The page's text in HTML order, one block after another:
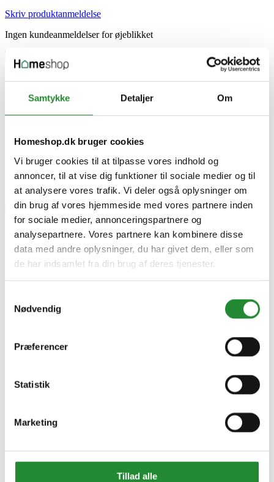
Samtykke Detaljer Om
Homeshop.dk bruger cookies
Vi bruger cookies til at tilpasse vores indhold og
annoncer, til at vise dig funktioner til sociale medier og til
at analysere vores trafik. Vi deler også oplysninger om
din brug af vores hjemmeside med vores partnere inden
for sociale medier, annonceringspartnere og
analysepartnere. Vores partnere kan kombinere disse
data med andre oplysninger, du har givet dem, eller som
de har indsamlet fra din brug af deres tjenester.
Nødvendig
Præferencer
Statistik
Marketing
Tillad alle
Skriv produktanmeldelse
Ingen kundeanmeldelser for øjeblikket
×
London Light Grey 30X60cm -
87454100